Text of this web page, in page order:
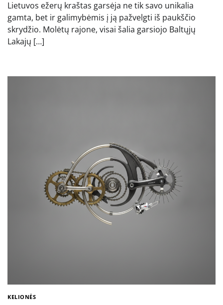
Lietuvos ežerų kraštas garsėja ne tik savo unikalia
gamta, bet ir galimybėmis į ją pažvelgti iš paukščio
skrydžio. Molėtų rajone, visai šalia garsiojo Baltųjų
Lakajų […]
KELIONĖS